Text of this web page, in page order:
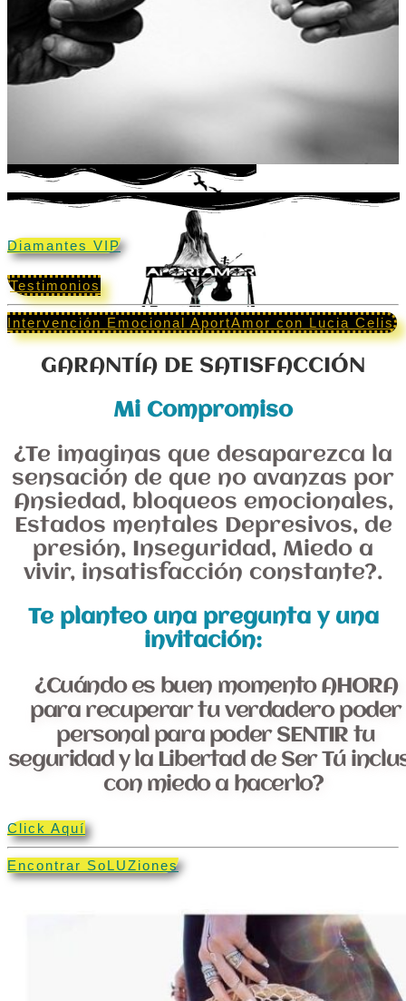
Diamantes VIP
Testimonios
Intervención Emocional AportAmor con Lucia Celis
GARANTÍA DE SATISFACCIÓN
Mi Compromiso
¿Te imaginas que desaparezca la
sensación de que no avanzas por
Ansiedad, bloqueos emocionales,
Estados mentales Depresivos, de
presión, Inseguridad, Miedo a
vivir, insatisfacción constante?.
Te planteo una pregunta y una
invitación:
¿Cuándo es buen momento AHORA
para recuperar tu verdadero poder
personal para poder SENTIR tu
seguridad y la Libertad de Ser Tú
con miedo a hacerlo?
Click Aquí
Encontrar SoLUZiones